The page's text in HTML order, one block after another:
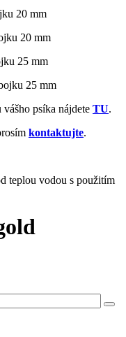
20 mm
20 mm
25 mm
25 mm
psíka nájdete TU.
kontaktujte.
teplou vodou s použitím